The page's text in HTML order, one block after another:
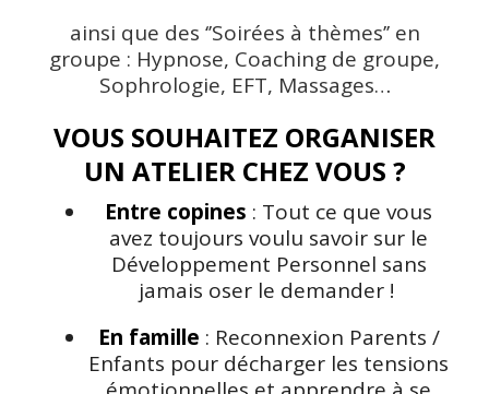
ainsi que des ‘’Soirées à thèmes’’ en
groupe : Hypnose, Coaching de groupe,
Sophrologie, EFT, Massages…
VOUS SOUHAITEZ ORGANISER
UN ATELIER CHEZ VOUS ?
Entre copines : Tout ce que vous
avez toujours voulu savoir sur le
Développement Personnel sans
jamais oser le demander !
En famille : Reconnexion Parents /
Enfants pour décharger les tensions